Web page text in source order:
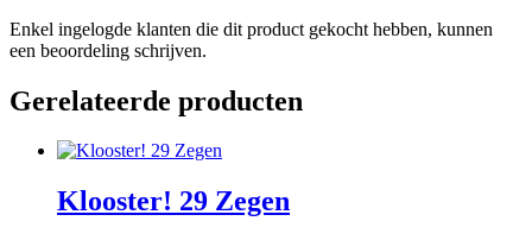
Enkel ingelogde klanten die dit product gekocht hebben, kunnen
een beoordeling schrijven.
Gerelateerde producten
Klooster! 29 Zegen